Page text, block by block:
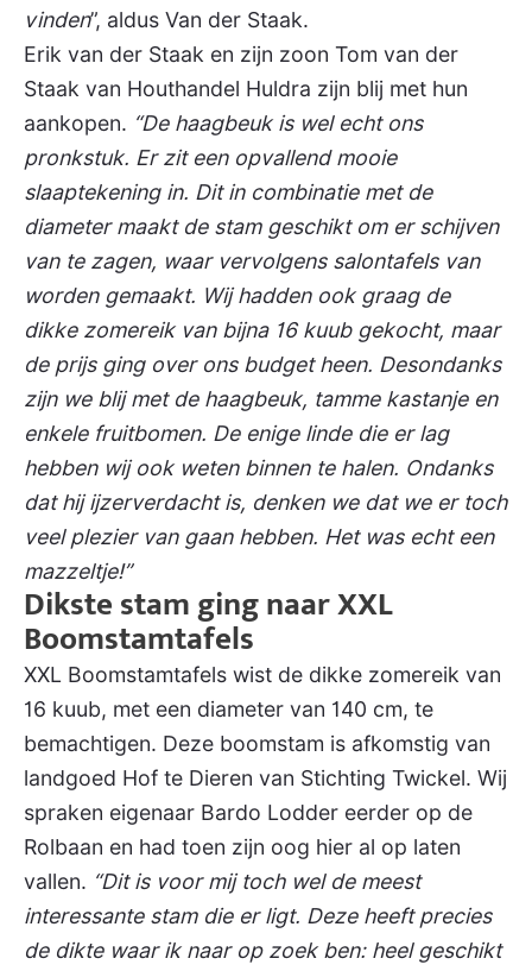
vinden”, aldus Van der Staak.
Erik van der Staak en zijn zoon Tom van der
Staak van Houthandel Huldra zijn blij met hun
aankopen. “De haagbeuk is wel echt ons
pronkstuk. Er zit een opvallend mooie
slaaptekening in. Dit in combinatie met de
diameter maakt de stam geschikt om er schijven
van te zagen, waar vervolgens salontafels van
worden gemaakt. Wij hadden ook graag de
dikke zomereik van bijna 16 kuub gekocht, maar
de prijs ging over ons budget heen. Desondanks
zijn we blij met de haagbeuk, tamme kastanje en
enkele fruitbomen. De enige linde die er lag
hebben wij ook weten binnen te halen. Ondanks
dat hij ijzerverdacht is, denken we dat we er toch
veel plezier van gaan hebben. Het was echt een
mazzeltje!”
Dikste stam ging naar XXL
Boomstamtafels
XXL Boomstamtafels wist de dikke zomereik van
16 kuub, met een diameter van 140 cm, te
bemachtigen. Deze boomstam is afkomstig van
landgoed Hof te Dieren van Stichting Twickel. Wij
spraken eigenaar Bardo Lodder eerder op de
Rolbaan en had toen zijn oog hier al op laten
vallen. “Dit is voor mij toch wel de meest
interessante stam die er ligt. Deze heeft precies
de dikte waar ik naar op zoek ben: heel geschikt